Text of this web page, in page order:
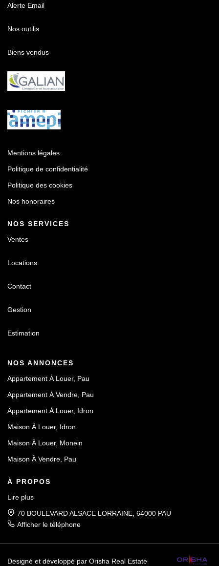
Alerte Email
Nos outilis
Biens vendus
Mentions légales
Politique de confidentialité
Politique des cookies
Nos honoraires
NOS SERVICES
Ventes
Locations
Contact
Gestion
Estimation
NOS ANNONCES
Appartement À Louer, Pau
Appartement À Vendre, Pau
Appartement À Louer, Idron
Maison À Louer, Idron
Maison À Louer, Monein
Maison À Vendre, Pau
À PROPOS
Lire plus
70 BOULEVARD ALSACE LORRAINE, 64000 PAU
Afficher le téléphone
Designé et développé par Orisha Real Estate